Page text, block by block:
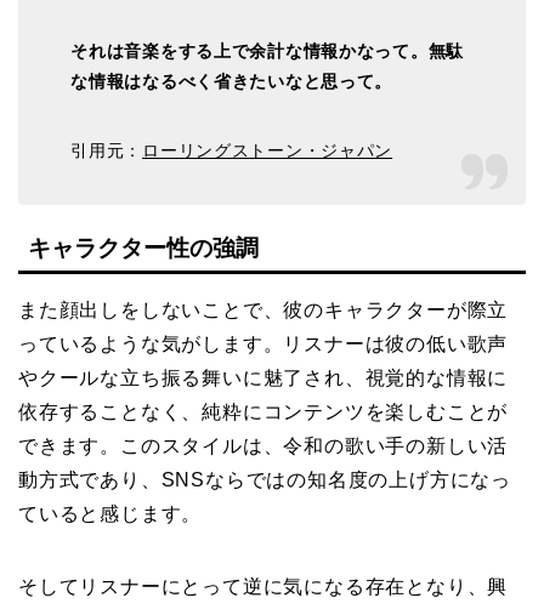
それは音楽をする上で余計な情報かなって。無駄
な情報はなるべく省きたいなと思って。
引用元： ローリングストーン・ジャパン
キャラクター性の強調
また顔出しをしないことで、彼のキャラクターが際立
っているような気がします。リスナーは彼の低い歌声
やクールな立ち振る舞いに魅了され、視覚的な情報に
依存することなく、純粋にコンテンツを楽しむことが
できます。このスタイルは、令和の歌い手の新しい活
動方式であり、SNSならではの知名度の上げ方になっ
ていると感じます。
そしてリスナーにとって逆に気になる存在となり、興